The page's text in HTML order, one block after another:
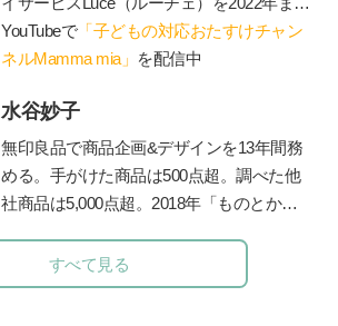
運営。現在は障害のあるお子さんと保護者
が一緒に通うことができる脱毛サロン
育てや療育相談、事業所での性教育のやり
方、職員研修やコンサル、講演等を行う。
著書に『発達障害の女の子のお母さんが、
早めに知っておきたい「47のルール」』、
っておいて良かったこと
（エッセンシ
ャル出版社）、『発達障害の女の子の「自
YouTubeで「子どもの対応おたすけチャン
ネルMamma mia」 を配信中
水谷妙子
無印良品で商品企画&デザインを13年間務
める。手がけた商品は500点超。調べた他
社商品は5,000点超。2018年「ものとかぞ
納サービスやお片づけ講座を行うかたわ
ら、雑誌やWebでも活動中。フォロワー5.
すべて見る